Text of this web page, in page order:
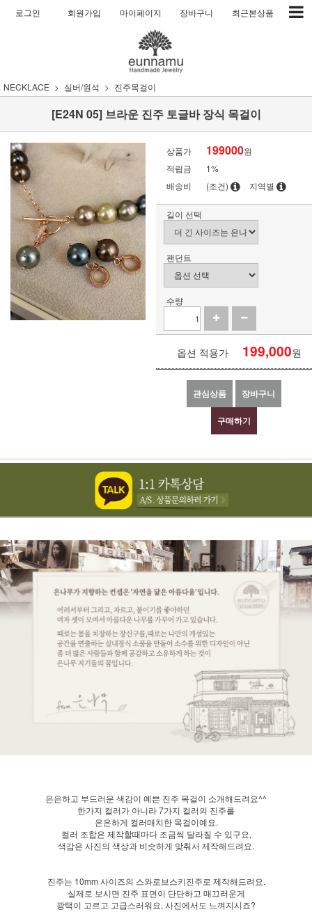
로그인 회원가입 마이페이지 장바구니 최근본상품
NECKLACE 실버/원석 진주목걸이
[E24N 05] 브라운 진주 토글바 장식 목걸이
상품가 199000원
적립금
1%
배송비
(조건) 지역별
길이 선택
팬던트
수량
옵션 적용가 199,000원
관심상품 장바구니
구매하기
은은하고 부드러운 색감이 예쁜 진주 목걸이 소개해드려요^^
한가지 컬러가 아니라 7가지 컬러의 진주를
은은하게 컬러매치한 목걸이예요.
컬러 조합은 제작할때마다 조금씩 달라질 수 있구요,
색감은 사진의 색상과 비슷하게 맞춰서 제작해드려요.
진주는 10mm 사이즈의 스와로브스키진주로 제작해드려요.
실제로 보시면 진주 표면이 단단하고 매끄러운게
광택이 고르고 고급스러워요, 사진에서도 느껴지시죠?